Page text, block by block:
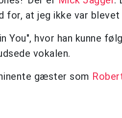
for, at jeg ikke var
hvor han kunne
vokalen.
gæster som